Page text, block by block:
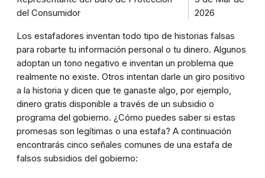
del Consumidor
2026
Los estafadores inventan todo tipo de historias falsas
para robarte tu información personal o tu dinero. Algunos
adoptan un tono negativo e inventan un problema que
realmente no existe. Otros intentan darle un giro positivo
a la historia y dicen que te ganaste algo, por ejemplo,
dinero gratis disponible a través de un subsidio o
programa del gobierno. ¿Cómo puedes saber si estas
promesas son legítimas o una estafa? A continuación
encontrarás cinco señales comunes de una estafa de
falsos subsidios del gobierno: